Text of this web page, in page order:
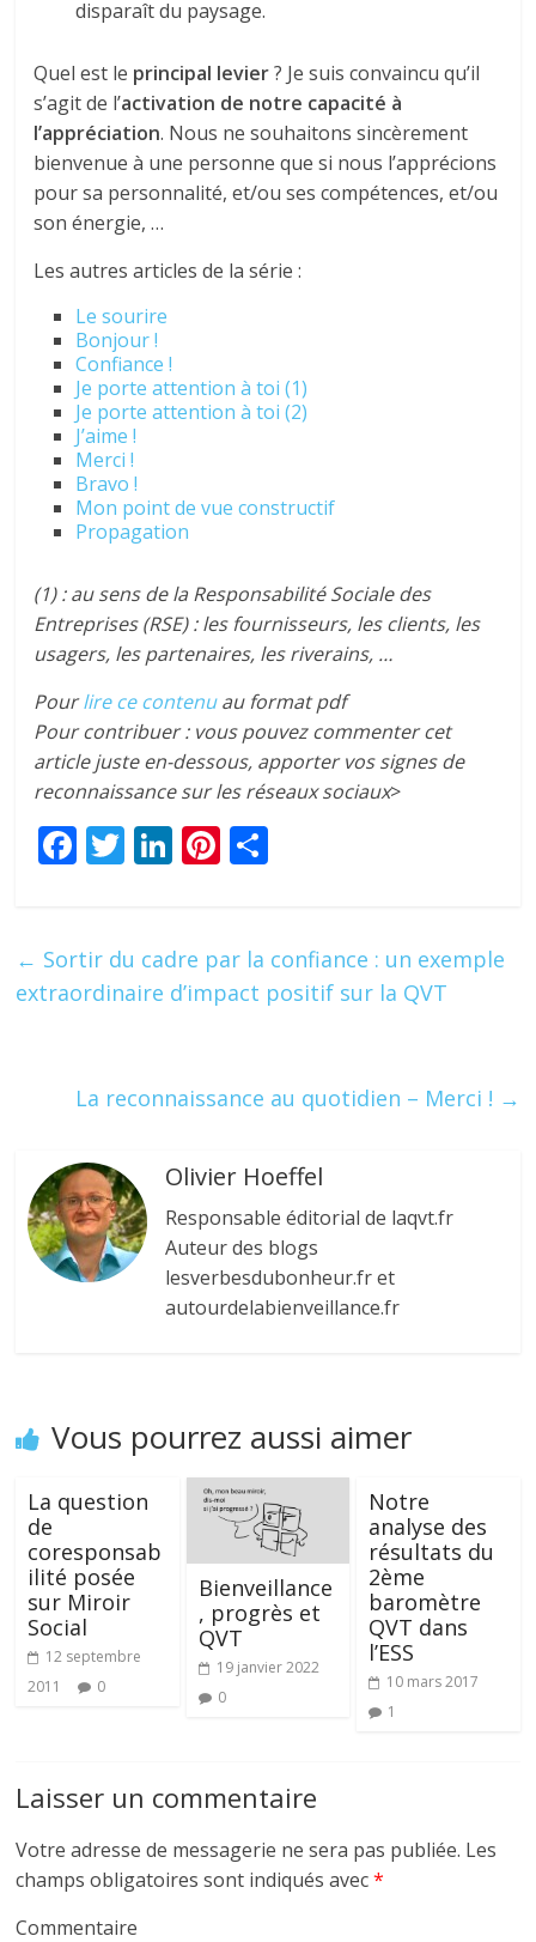
disparaît du paysage.
Quel est le principal levier? Je suis convaincu qu’il
s’agit de l’activation de notre capacité à
l’appréciation. Nous ne souhaitons sincèrement
bienvenue à une personne que si nous l’apprécions
pour sa personnalité, et/ou ses compétences, et/ou
son énergie, …
Les autres articles de la série :
Le sourire
Bonjour !
Confiance !
Je porte attention à toi (1)
Je porte attention à toi (2)
J’aime !
Merci !
Bravo !
Mon point de vue constructif
Propagation
(1) : au sens de la Responsabilité Sociale des
Entreprises (RSE) : les fournisseurs, les clients, les
usagers, les partenaires, les riverains, …
Pourlire ce contenuau format pdf
Pour contribuer : vous pouvez commenter cet
article juste en-dessous, apporter vos signes de
reconnaissance sur les réseaux sociaux>
F
b
o
T
er
Li
e
dI
Pi
e
st
g
er
← Sortir du cadre par la confiance : un exemple
extraordinaire d’impact positif sur la QVT
La reconnaissance au quotidien – Merci ! →
Olivier Hoeffel
Responsable éditorial de laqvt.fr
Auteur des blogs
lesverbesdubonheur.fr et
autourdelabienveillance.fr
Vous pourrez aussi aimer
La question
de
coresponsab
ilité posée
sur Miroir
Social
12 septembre
2011
0
Bienveillance
, progrès et
QVT
19 janvier 2022
0
Notre
analyse des
résultats du
2ème
baromètre
QVT dans
l’ESS
10 mars 2017
1
Laisser un commentaire
Votre adresse de messagerie ne sera pas publiée. Les
champs obligatoires sont indiqués avec*
Commentaire